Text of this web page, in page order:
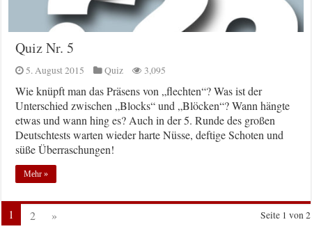
Quiz Nr. 5
5. August 2015 Quiz 3,095
Wie knüpft man das Präsens von „flechten“? Was ist der
Unterschied zwischen „Blocks“ und „Blöcken“? Wann hängte
etwas und wann hing es? Auch in der 5. Runde des großen
Deutschtests warten wieder harte Nüsse, deftige Schoten und
süße Überraschungen!
Mehr »
Seite 1 von 2
1 2 »